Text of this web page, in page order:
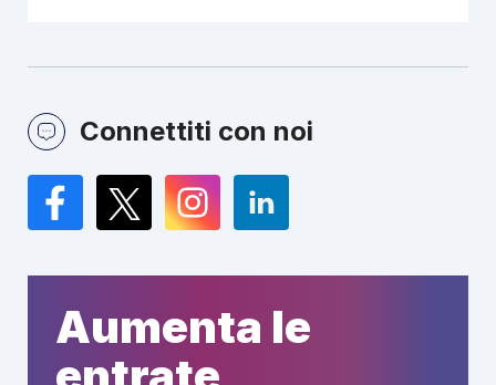
Connettiti con noi
Facebook
TwitterInstagramLinkedIn
Aumenta le